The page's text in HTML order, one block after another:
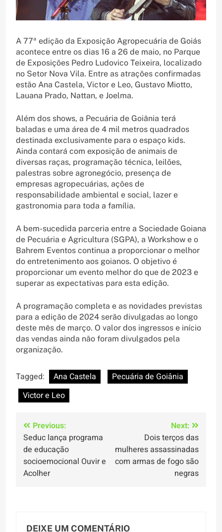
A 77ª edição da Exposição Agropecuária de Goiás
acontece entre os dias 16 a 26 de maio, no Parque
de Exposições Pedro Ludovico Teixeira, localizado
no Setor Nova Vila. Entre as atrações confirmadas
estão Ana Castela, Victor e Leo, Gustavo Miotto,
Lauana Prado, Nattan, e Joelma.
Além dos shows, a Pecuária de Goiânia terá
baladas e uma área de 4 mil metros quadrados
destinada exclusivamente para o espaço kids.
Ainda contará com exposição de animais de
diversas raças, programação técnica, leilões,
palestras sobre agronegócio, presença de
empresas agropecuárias, ações de
responsabilidade ambiental e social, lazer e
gastronomia para toda a família.
A bem-sucedida parceria entre a Sociedade Goiana
de Pecuária e Agricultura (SGPA), a Workshow e o
Bahrem Eventos continua a proporcionar o melhor
do entretenimento aos goianos. O objetivo é
proporcionar um evento melhor do que de 2023 e
superar as expectativas para esta edição.
A programação completa e as novidades previstas
para a edição de 2024 serão divulgadas ao longo
deste mês de março. O valor dos ingressos e início
das vendas ainda não foram divulgados pela
organização.
Tagged: Ana Castela
Pecuária de Goiânia
Victor e Leo
Navegação
de
Post
Previous:
Seduc lança programa
de educação
socioemocional Ouvir e
Acolher
Next:
Dois terços das
mulheres assassinadas
com armas de fogo são
negras
DEIXE UM COMENTÁRIO